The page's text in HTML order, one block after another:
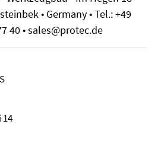
• Germany • Tel.: +49
40 • sales@protec.de
14